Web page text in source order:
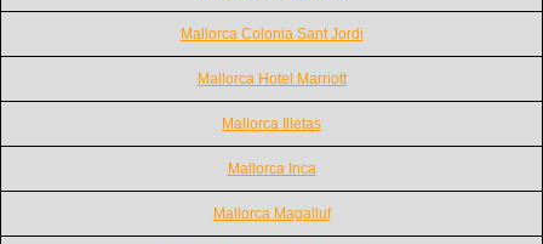
Mallorca Colonia Sant Jordi
Mallorca Hotel Marriott
Mallorca Illetas
Mallorca Inca
Mallorca Magalluf